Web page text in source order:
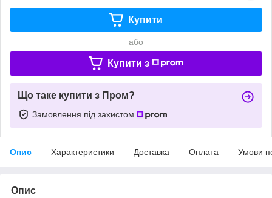
Купити
або
Купити з
Що таке купити з Пром?
Замовлення під захистом
Опис Характеристики Доставка Оплата Умови
Опис